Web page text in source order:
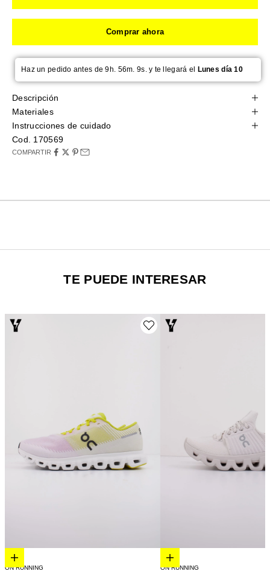
Comprar ahora
Haz un pedido antes de 9h. 56m. 8s. y te llegará el Lunes día 10
Descripción
Materiales
Instrucciones de cuidado
Cod. 170569
COMPARTIR
TE PUEDE INTERESAR
Elige opciones
ON RUNNING
Elige opciones
ON RUNNING